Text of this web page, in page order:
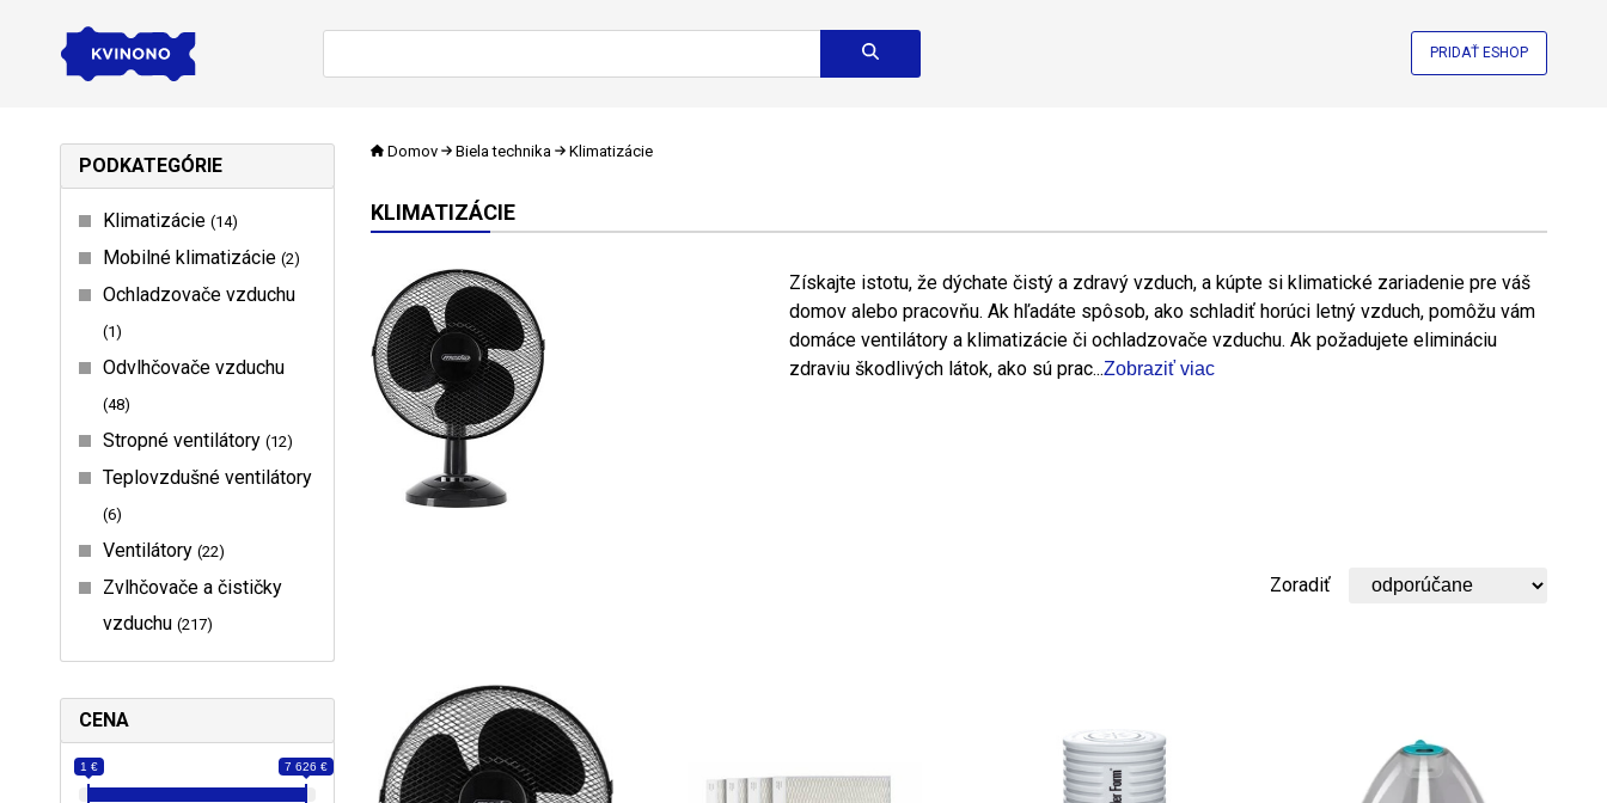
PRIDAŤ ESHOP
PODKATEGÓRIE
Klimatizácie 14
Mobilné klimatizácie 2
Ochladzovače vzduchu
1
Odvlhčovače vzduchu
48
Stropné ventilátory 12
Teplovzdušné ventilátory
6
Ventilátory 22
Zvlhčovače a čističky
vzduchu 217
CENA
1 € 7 626 €
Domov Biela technika Klimatizácie
KLIMATIZÁCIE
Získajte istotu, že dýchate čistý a zdravý vzduch, a kúpte si klimatické zariadenie pre váš
domov alebo pracovňu. Ak hľadáte spôsob, ako schladiť horúci letný vzduch, pomôžu vám
domáce ventilátory a klimatizácie či ochladzovače vzduchu. Ak požadujete elimináciu
zdraviu škodlivých látok, ako sú prac...Zobraziť viac
Zoradiť